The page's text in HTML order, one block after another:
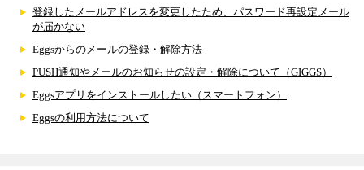
登録したメールアドレスを変更したため、パスワード再設定メール
が届かない
Eggsからのメールの登録・解除方法
PUSH通知やメールのお知らせの設定・解除について（GIGGS）
Eggsアプリをインストールしたい（スマートフォン）
Eggsの利用方法について